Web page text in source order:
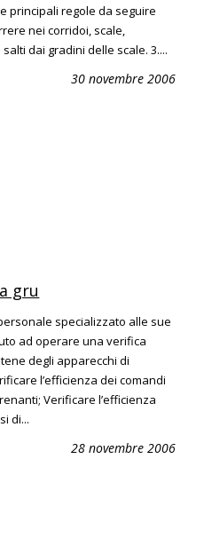
principali regole da seguire
nei corridoi, scale,
dai gradini delle scale. 3....
30 novembre 2006
gru
specializzato alle sue
ad operare una verifica
degli apparecchi di
l’efficienza dei comandi
Verificare l’efficienza
di...
28 novembre 2006